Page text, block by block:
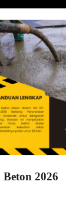
2026